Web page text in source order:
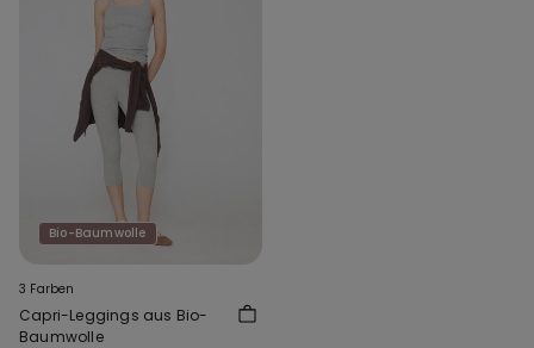
Bio-Baumwolle
3 Farben
Capri-Leggings aus Bio-
Baumwolle